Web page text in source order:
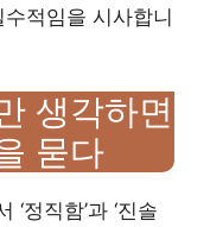
적임을 시사합니
생각하면
묻다
정직함’과 ‘진솔